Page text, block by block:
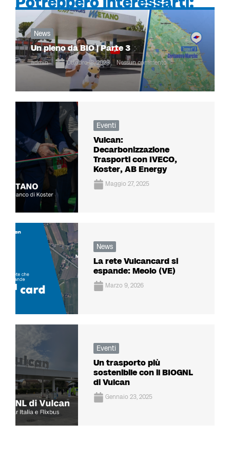
News
Un pieno da BIO | Parte 3
admin Ottobre 18, 2023 Nessun commento
Eventi
Vulcan:
Decarbonizzazione
Trasporti con IVECO,
Koster, AB Energy
Maggio 27, 2025
News
La rete Vulcancard si
espande: Meolo (VE)
Marzo 9, 2026
Eventi
Un trasporto più
sostenibile con il BIOGNL
di Vulcan
Gennaio 23, 2025